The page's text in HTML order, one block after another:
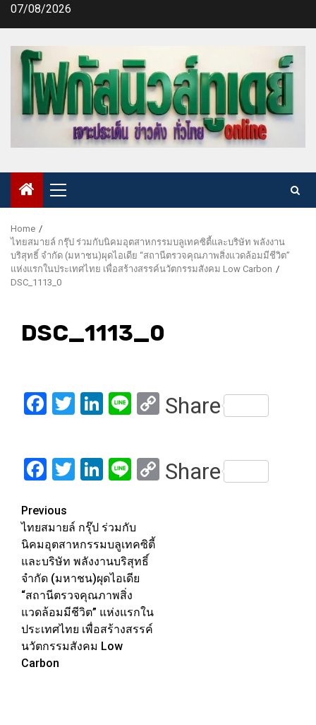
Skip07/08/2026
Primary
Menu
Home
ไทยสมายล์ กรุ๊ป ร่วมกับนิคมอุตสาหกรรมบลูเทคซิตี้และบริษัท พลังงาน
บริสุทธิ์ จำกัด (มหาชน)ผุดไอเดีย “สถานีตรวจคุณภาพสิ่งแวดล้อมมีชีวิต”
แห่งแรกในประเทศไทย เพื่อสร้างสรรค์นวัตกรรมสังคม Low Carbon
DSC_1113_0
DSC_1113_0
Facebook
Twitter
LinkedIn
LineCopy
Share
Facebook
Twitter
LinkedIn
LineCopy
Share
Post
navigation
Previous
ไทยสมายล์ กรุ๊ป ร่วมกับ
นิคมอุตสาหกรรมบลูเทคซิตี้
และบริษัท พลังงานบริสุทธิ์
จำกัด (มหาชน)ผุดไอเดีย
“สถานีตรวจคุณภาพสิ่ง
แวดล้อมมีชีวิต” แห่งแรกใน
ประเทศไทย เพื่อสร้างสรรค์
นวัตกรรมสังคม Low
Carbon